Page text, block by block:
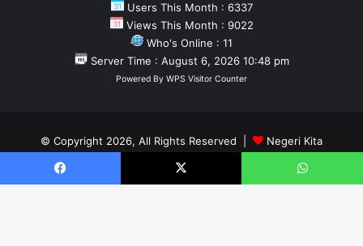
Users This Month : 6337
Views This Month : 9022
Who's Online : 11
Server Time : August 6, 2026 10:48 pm
Powered By WPS Visitor Counter
© Copyright 2026, All Rights Reserved |
Negeri Kita
About
Facebook X WhatsApp